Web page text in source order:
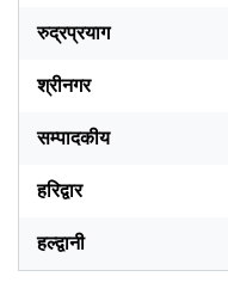
रुद्रप्रयाग
श्रीनगर
सम्पादकीय
हरिद्वार
हल्द्वानी